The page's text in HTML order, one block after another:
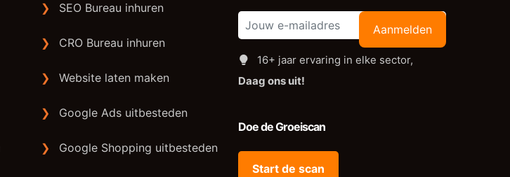
❯ SEO Bureau inhuren
❯ CRO Bureau inhuren
❯ Website laten maken
❯ Google Ads uitbesteden
❯ Google Shopping uitbesteden
Aanmelden
16+ jaar ervaring in elke sector,
Daag ons uit!
Doe de Groeiscan
Start de scan